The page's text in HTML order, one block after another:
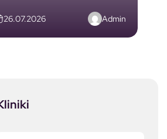
26.07.2026 Admin